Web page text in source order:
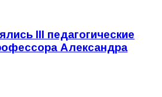
III педагогические
Александра